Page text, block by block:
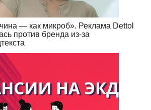
— как микроб». Реклама Dettol
против бренда из-за